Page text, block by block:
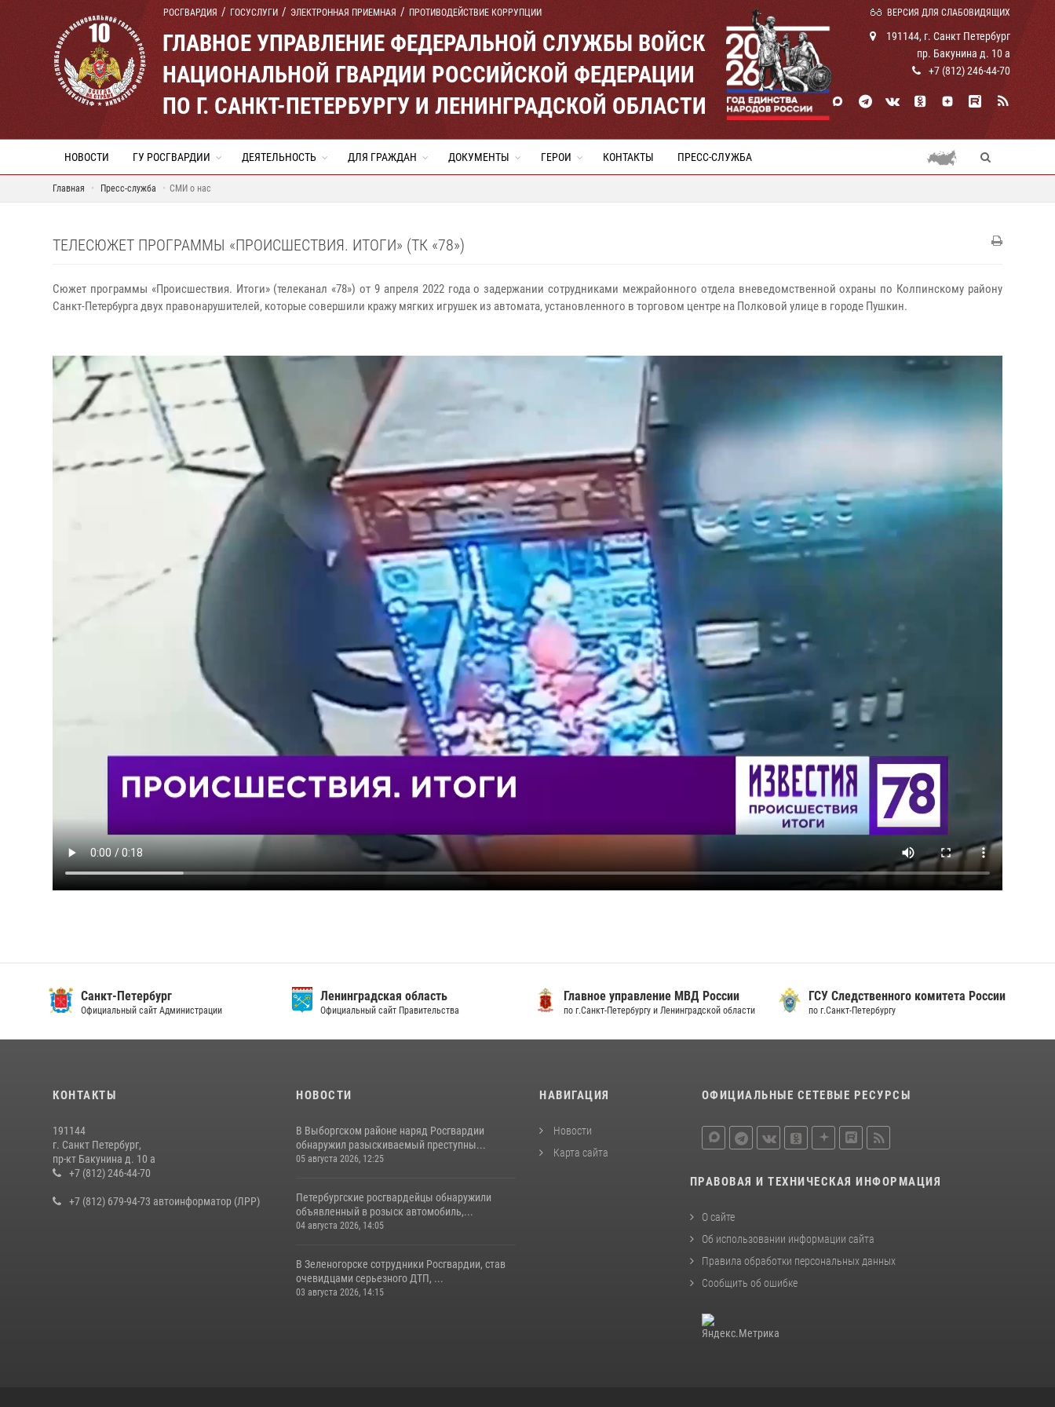
РОСГВАРДИЯ ГОСУСЛУГИ ЭЛЕКТРОННАЯ ПРИЕМНАЯ ПРОТИВОДЕЙСТВИЕ КОРРУПЦИИ ВЕРСИЯ ДЛЯ СЛАБОВИДЯЩИХ
ГЛАВНОЕ УПРАВЛЕНИЕ ФЕДЕРАЛЬНОЙ СЛУЖБЫ ВОЙСК
НАЦИОНАЛЬНОЙ ГВАРДИИ РОССИЙСКОЙ ФЕДЕРАЦИИ
ПО Г. САНКТ-ПЕТЕРБУРГУ И ЛЕНИНГРАДСКОЙ ОБЛАСТИ
191144, г. Санкт Петербург
пр. Бакунина д. 10 а
+7 (812) 246-44-70
НОВОСТИ ГУ РОСГВАРДИИ ДЕЯТЕЛЬНОСТЬ ДЛЯ ГРАЖДАН ДОКУМЕНТЫ ГЕРОИ КОНТАКТЫ ПРЕСС-СЛУЖБА
Главная Пресс-служба СМИ о нас
ТЕЛЕСЮЖЕТ ПРОГРАММЫ «ПРОИСШЕСТВИЯ. ИТОГИ» (ТК «78»)
Сюжет программы «Происшествия. Итоги» (телеканал «78») от 9 апреля 2022 года о задержании сотрудниками межрайонного отдела вневедомственной охраны по Колпинскому району
Санкт-Петербурга двух правонарушителей, которые совершили кражу мягких игрушек из автомата, установленного в торговом центре на Полковой улице в городе Пушкин.
Санкт-Петербург
Официальный сайт Администрации
Ленинградская область
Официальный сайт Правительства
Главное управление МВД России
по г.Санкт-Петербургу и Ленинградской области
ГСУ Следственного комитета России
по г.Санкт-Петербургу
КОНТАКТЫ
191144
г. Санкт Петербург,
пр-кт Бакунина д. 10 а
+7 (812) 246-44-70
+7 (812) 679-94-73 автоинформатор (ЛРР)
НОВОСТИ
В Выборгском районе наряд Росгвардии
обнаружил разыскиваемый преступны...
05 августа 2026, 12:25
Петербургские росгвардейцы обнаружили
объявленный в розыск автомобиль,...
04 августа 2026, 14:05
В Зеленогорске сотрудники Росгвардии, став
очевидцами серьезного ДТП, ...
03 августа 2026, 14:15
НАВИГАЦИЯ
Новости
Карта сайта
ОФИЦИАЛЬНЫЕ СЕТЕВЫЕ РЕСУРСЫ
ПРАВОВАЯ И ТЕХНИЧЕСКАЯ ИНФОРМАЦИЯ
О сайте
Об использовании информации сайта
Правила обработки персональных данных
Сообщить об ошибке